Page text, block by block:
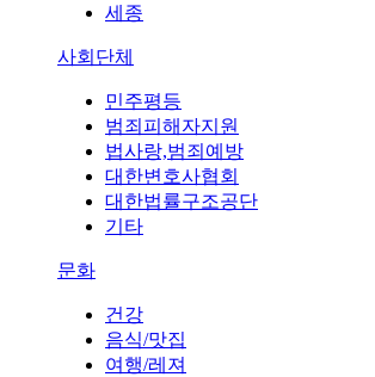
세종
사회단체
민주평등
범죄피해자지원
법사랑,범죄예방
대한변호사협회
대한법률구조공단
기타
문화
건강
음식/맛집
여행/레져